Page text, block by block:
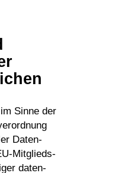
Sinne der
Daten­
Mitglieds­
daten­